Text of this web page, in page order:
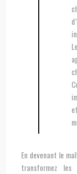
En devenant le
transformez